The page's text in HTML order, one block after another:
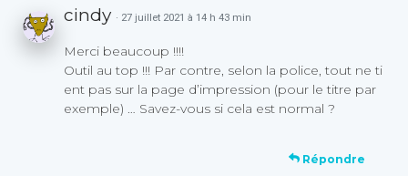
cindy · 27 juillet 2021 à 14 h 43 min
Merci beaucoup !!!!
Outil au top !!! Par contre, selon la police, tout ne ti
ent pas sur la page d’impression (pour le titre par
exemple) … Savez-vous si cela est normal ?
Répondre